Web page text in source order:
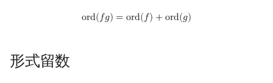
DP 优化
后缀树
卢卡斯定理
图论计数
二叉搜索树 & 平衡树
最小环
Garsia–Wachs 算法
ord(𝑓𝑔) = ord(𝑓) +ord(𝑔)
ord(f g)= ord(f)+ ord(g)
形式留数